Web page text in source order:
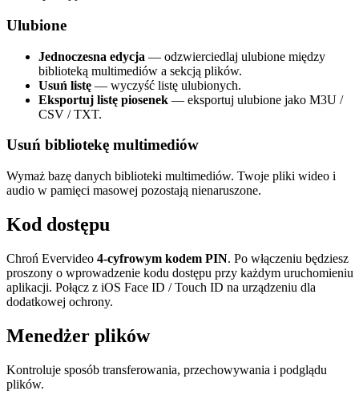
Ulubione
Jednoczesna edycja — odzwierciedlaj ulubione między
biblioteką multimediów a sekcją plików.
Usuń listę — wyczyść listę ulubionych.
Eksportuj listę piosenek — eksportuj ulubione jako M3U /
CSV / TXT.
Usuń bibliotekę multimediów
Wymaż bazę danych biblioteki multimediów. Twoje pliki wideo i
audio w pamięci masowej pozostają nienaruszone.
Kod dostępu
Chroń Evervideo 4-cyfrowym kodem PIN. Po włączeniu będziesz
proszony o wprowadzenie kodu dostępu przy każdym uruchomieniu
aplikacji. Połącz z iOS Face ID / Touch ID na urządzeniu dla
dodatkowej ochrony.
Menedżer plików
Kontroluje sposób transferowania, przechowywania i podglądu
plików.